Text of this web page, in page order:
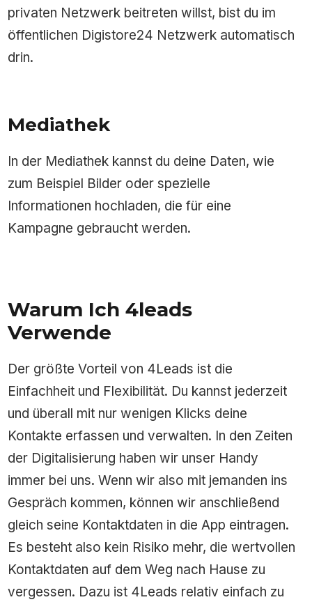
privaten Netzwerk beitreten willst, bist du im
öffentlichen Digistore24 Netzwerk automatisch
drin.
Mediathek
In der Mediathek kannst du deine Daten, wie
zum Beispiel Bilder oder spezielle
Informationen hochladen, die für eine
Kampagne gebraucht werden.
Warum Ich 4leads
Verwende
Der größte Vorteil von 4Leads ist die
Einfachheit und Flexibilität. Du kannst jederzeit
und überall mit nur wenigen Klicks deine
Kontakte erfassen und verwalten. In den Zeiten
der Digitalisierung haben wir unser Handy
immer bei uns. Wenn wir also mit jemanden ins
Gespräch kommen, können wir anschließend
gleich seine Kontaktdaten in die App eintragen.
Es besteht also kein Risiko mehr, die wertvollen
Kontaktdaten auf dem Weg nach Hause zu
vergessen. Dazu ist 4Leads relativ einfach zu